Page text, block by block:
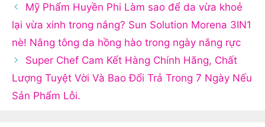
Mỹ Phẩm Huyền Phi Làm sao để da vừa khoẻ
lại vừa xinh trong nắng? Sun Solution Morena 3IN1
nè! Nâng tông da hồng hào trong ngày nắng rực
Super Chef Cam Kết Hàng Chính Hãng, Chất
Lượng Tuyệt Vời Và Bao Đổi Trả Trong 7 Ngày Nếu
Sản Phẩm Lỗi.